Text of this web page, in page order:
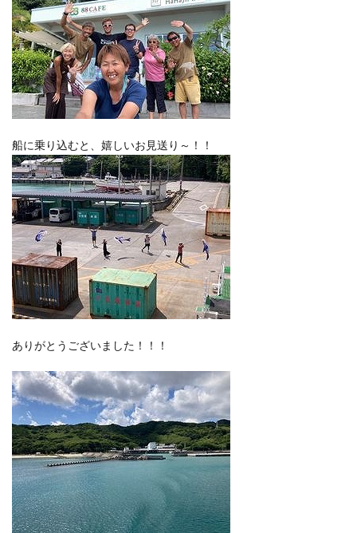
船に乗り込むと、嬉しいお見送り～！！
ありがとうございました！！！